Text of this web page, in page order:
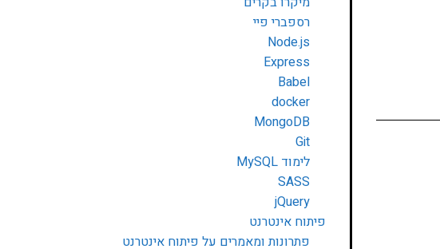
רספברי פיי
Node.js
Express
Babel
docker
MongoDB
Git
לימוד MySQL
SASS
jQuery
פיתוח אינטרנט
פתרונות ומאמרים על פיתוח אינטרנט